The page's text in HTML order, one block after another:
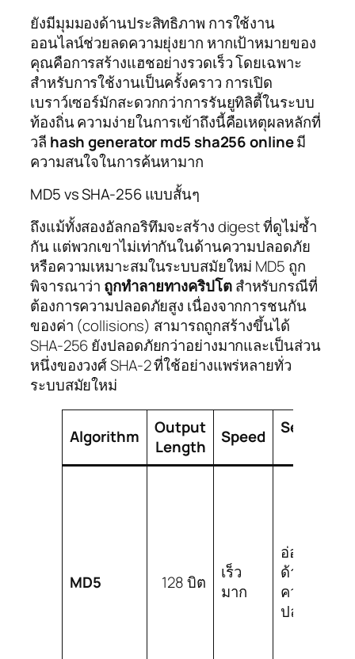
ยังมีมุมมองด้านประสิทธิภาพ การใช้งาน
ออนไลน์ช่วยลดความยุ่งยาก หากเป้าหมายของ
คุณคือการสร้างแฮชอย่างรวดเร็ว โดยเฉพาะ
สำหรับการใช้งานเป็นครั้งคราว การเปิด
เบราว์เซอร์มักสะดวกกว่าการรันยูทิลิตี้ในระบบ
ท้องถิ่น ความง่ายในการเข้าถึงนี้คือเหตุผลหลักที่
วลี hash generator md5 sha256 onlineมี
ความสนใจในการค้นหามาก
MD5 vs SHA-256 แบบสั้นๆ
ถึงแม้ทั้งสองอัลกอริทึมจะสร้าง digest ที่ดูไม่ซ้ำ
กัน แต่พวกเขาไม่เท่ากันในด้านความปลอดภัย
หรือความเหมาะสมในระบบสมัยใหม่ MD5 ถูก
พิจารณาว่า ถูกทำลายทางคริปโตสำหรับกรณีที่
ต้องการความปลอดภัยสูง เนื่องจากการชนกัน
ของค่า (collisions) สามารถถูกสร้างขึ้นได้
SHA-256 ยังปลอดภัยกว่าอย่างมากและเป็นส่วน
หนึ่งของวงศ์ SHA-2 ที่ใช้อย่างแพร่หลายทั่ว
ระบบสมัยใหม่
Algorithm
Output
Length
Speed
Security
MD5 128 บิต
เร็ว
มาก
อ่อนแอ
ด้าน
ความ
ปลอดภัย